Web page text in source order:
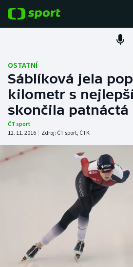
Fotbal
Hokej
Tenis
Atletika
Cyklistika
Baseball a softbal
Basketbal
Historické návraty
OSTATNÍ
Sáblíková jela
kilometr s
skončila patnáctá
ČT sport
12. 11. 2016 | Zdroj: ČT sport, ČTK